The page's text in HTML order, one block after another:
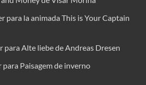
para la animada This is Your Captain
para Alte liebe de Andreas Dresen
Paisagem de inverno